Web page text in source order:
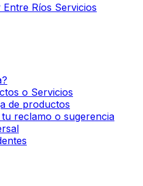
Ríos Servicios
o Servicios
de productos
reclamo o sugerencia